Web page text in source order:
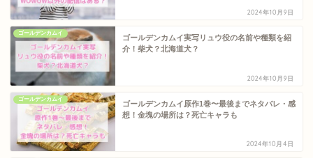
2024年10月9日
ゴールデンカムイ
ゴールデンカムイ実写リュウ役の名前や種類を紹
介！柴犬？北海道犬？
2024年10月9日
ゴールデンカムイ
ゴールデンカムイ原作1巻〜最後までネタバレ・感
想！金塊の場所は？死亡キャラも
2024年10月4日